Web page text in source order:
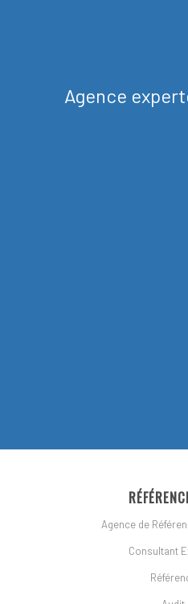
Agence
Agence de
Consultant